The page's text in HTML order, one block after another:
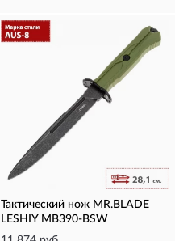
Тактический нож MR.BLADE
LESHIY MB390-BSW